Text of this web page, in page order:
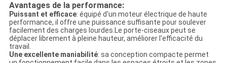
Avantages de la performance:
Puissant et efficace: équipé d'un moteur électrique de haute
performance, il offre une puissance suffisante pour soulever
facilement des charges lourdes.Le porte-ciseaux peut se
déplacer librement à pleine hauteur, améliorer l'efficacité du
travail.
Une excellente maniabilité: sa conception compacte permet